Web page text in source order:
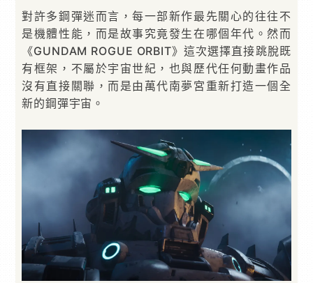
對許多鋼彈迷而言，每一部新作最先關心的往往不
是機體性能，而是故事究竟發生在哪個年代。然而
《GUNDAM ROGUE ORBIT》這次選擇直接跳脫既
有框架，不屬於宇宙世紀，也與歷代任何動畫作品
沒有直接關聯，而是由萬代南夢宮重新打造一個全
新的鋼彈宇宙。